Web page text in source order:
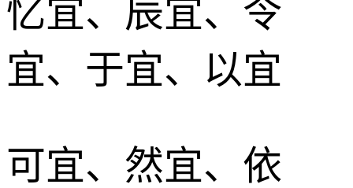
忆宜、辰宜、令
宜、于宜、以宜
可宜、然宜、依